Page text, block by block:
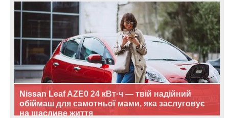
Nissan Leaf AZE0 24 кВт·ч — твій надійний
обіймаш для самотньої мами, яка заслуговує
на щасливе життя